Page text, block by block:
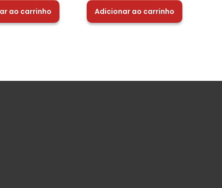
ao carrinho Adicionar ao carrinho